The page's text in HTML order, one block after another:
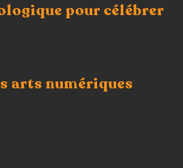
pour célébrer
arts numériques